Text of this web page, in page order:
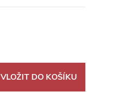
VLOŽIT DO KOŠÍKU